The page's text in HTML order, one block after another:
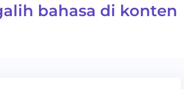
bahasa di konten